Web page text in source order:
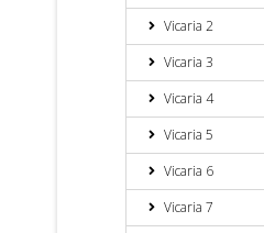
Vicaria 2
Vicaria 3
Vicaria 4
Vicaria 5
Vicaria 6
Vicaria 7